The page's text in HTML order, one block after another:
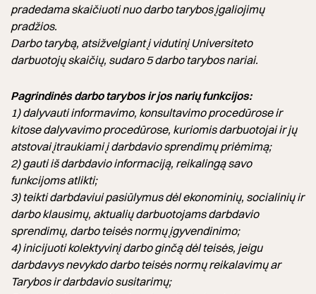
pradedama skaičiuoti nuo darbo tarybos įgaliojimų
pradžios.
Darbo tarybą, atsižvelgiant į vidutinį Universiteto
darbuotojų skaičių, sudaro 5 darbo tarybos nariai.
Pagrindinės darbo tarybos ir jos narių funkcijos:
1) dalyvauti informavimo, konsultavimo procedūrose ir
kitose dalyvavimo procedūrose, kuriomis darbuotojai ir jų
atstovai įtraukiami į darbdavio sprendimų priėmimą;
2) gauti iš darbdavio informaciją, reikalingą savo
funkcijoms atlikti;
3) teikti darbdaviui pasiūlymus dėl ekonominių, socialinių ir
darbo klausimų, aktualių darbuotojams darbdavio
sprendimų, darbo teisės normų įgyvendinimo;
4) inicijuoti kolektyvinį darbo ginčą dėl teisės, jeigu
darbdavys nevykdo darbo teisės normų reikalavimų ar
Tarybos ir darbdavio susitarimų;